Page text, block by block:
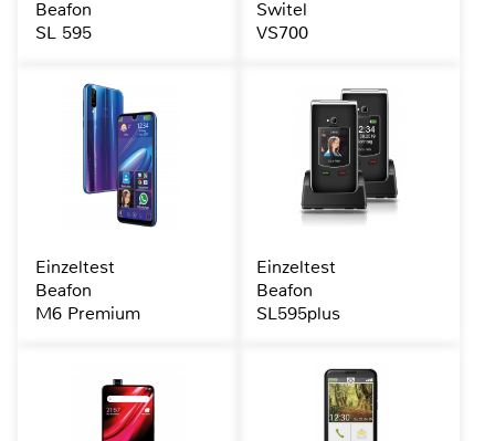
Beafon
SL 595
Switel
VS700
Einzeltest
Beafon
M6 Premium
Einzeltest
Beafon
SL595plus